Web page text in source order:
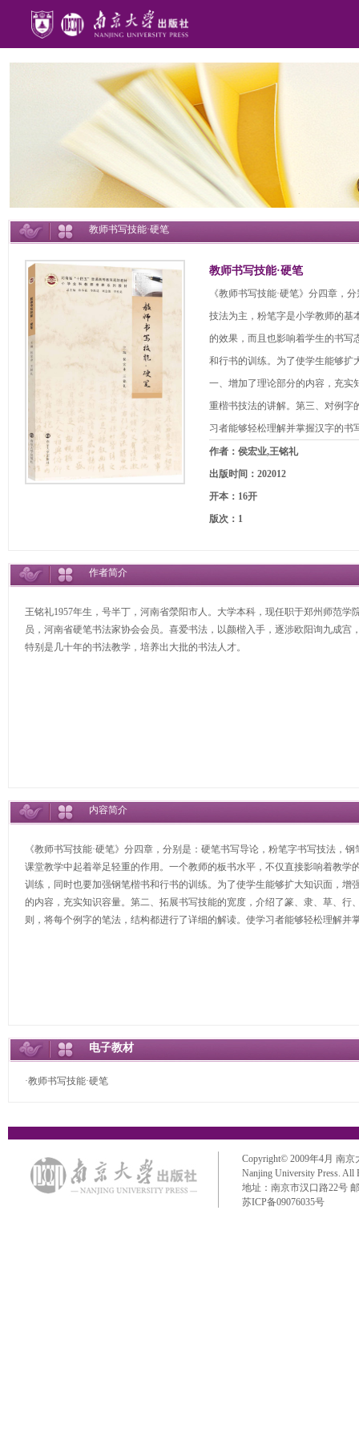
教师书写技能·硬笔
教师书写技能·硬笔
《教师书写技能·硬笔》分四章，
技法为主，粉笔字是小学教师的基
的效果，而且也影响着学生的书写
和行书的训练。为了使学生能够扩
一、增加了理论部分的内容，充实
重楷书技法的讲解。第三、对例字
习者能够轻松理解并掌握汉字的书
作者：侯宏业,王铭礼
出版时间：202012
开本：16开
版次：1
作者简介
王铭礼1957年生，号半丁，河南省滎阳市人。大学本科，现任职于郑州师范
员，河南省硬笔书法家协会会员。喜爱书法，以颜楷入手，逐涉欧阳询九成
特别是几十年的书法教学，培养出大批的书法人才。
内容简介
《教师书写技能·硬笔》分四章，分别是：硬笔书写导论，粉笔字书写技法
课堂教学中起着举足轻重的作用。一个教师的板书水平，不仅直接影响着教
训练，同时也要加强钢笔楷书和行书的训练。为了使学生能够扩大知识面，
的内容，充实知识容量。第二、拓展书写技能的宽度，介绍了篆、隶、草、
则，将每个例字的笔法，结构都进行了详细的解读。使学习者能够轻松理解并
电子教材
·教师书写技能·硬笔
Copyright© 2009年4月 南京
Nanjing University Press. All
地址：南京市汉口路22号
苏ICP备09076035号